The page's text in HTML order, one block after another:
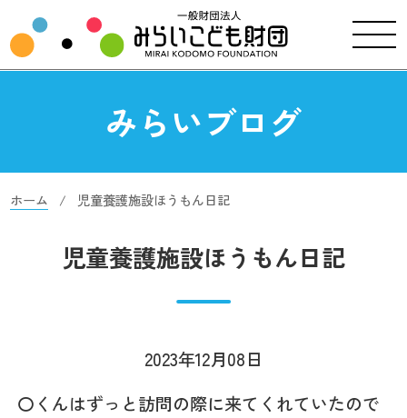
みらいブログ
ホーム 児童養護施設ほうもん日記
児童養護施設ほうもん日記
2023年12月08日
〇くんはずっと訪問の際に来てくれていたので